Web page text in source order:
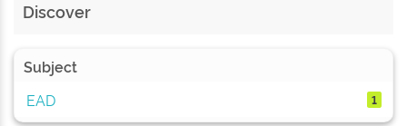
Discover
Subject
EAD
1